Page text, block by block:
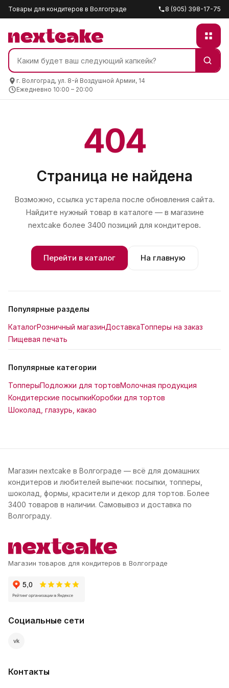
Товары для кондитеров в Волгограде 8 (905) 398-17-75
г. Волгоград, ул. 8-й Воздушной Армии, 14
Ежедневно 10:00 – 20:00
404
Страница не найдена
Возможно, ссылка устарела после обновления сайта.
Найдите нужный товар в каталоге — в магазине
nextcake более 3400 позиций для кондитеров.
Перейти в каталог На главную
Популярные разделы
КаталогРозничный магазинДоставкаТопперы на заказ
Пищевая печать
Популярные категории
ТопперыПодложки для тортовМолочная продукция
Кондитерские посыпкиКоробки для тортов
Шоколад, глазурь, какао
Магазин nextcake в Волгограде — всё для домашних
кондитеров и любителей выпечки: посыпки, топперы,
шоколад, формы, красители и декор для тортов. Более
3400 товаров в наличии. Самовывоз и доставка по
Волгограду.
Магазин товаров для кондитеров в Волгограде
Социальные сети
vk
Контакты